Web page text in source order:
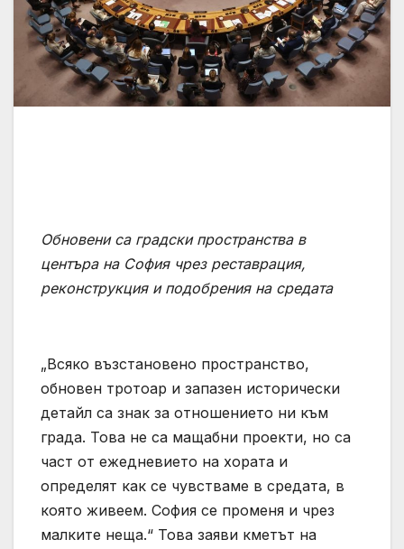
Обновени са градски пространства в
центъра на София чрез реставрация,
реконструкция и подобрения на средата
„Всяко възстановено пространство,
обновен тротоар и запазен исторически
детайл са знак за отношението ни към
града. Това не са мащабни проекти, но са
част от ежедневието на хората и
определят как се чувстваме в средата, в
която живеем. София се променя и чрез
малките неща.“ Това заяви кметът на